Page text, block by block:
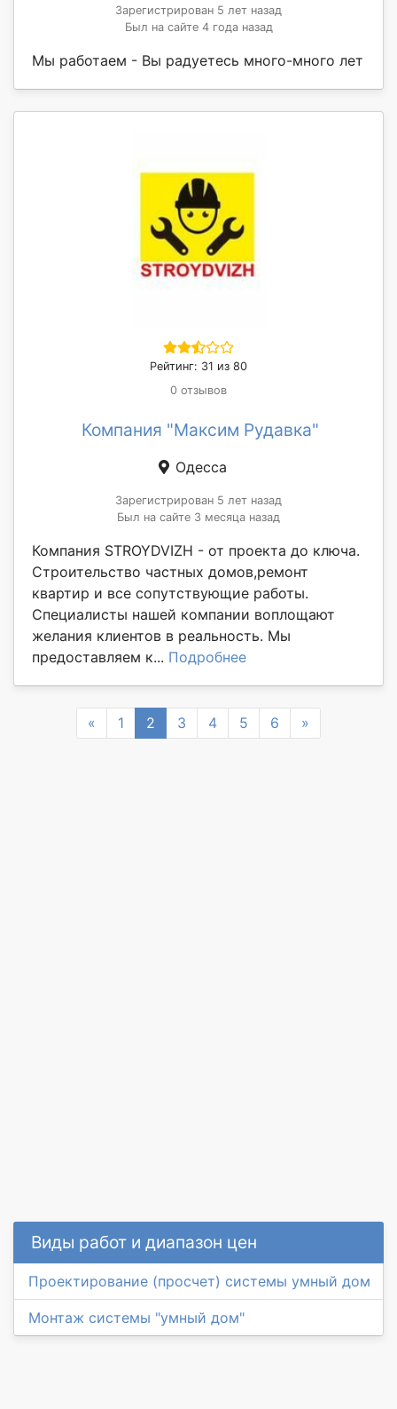
Виды работ и диапазон цен
Проектирование (просчет) системы умный дом
Монтаж системы "умный дом"
Зарегистрирован 5 лет назад
Был на сайте 4 года назад
Мы работаем - Вы радyетесь много-много лет
Рейтинг: 31 из 80
0 отзывов
Компания "Максим Рудавка"
Одесса
Зарегистрирован 5 лет назад
Был на сайте 3 месяца назад
Компания STROYDVIZH - от проекта до ключа.
Строительство частных домов,ремонт
квартир и все сопутствующие работы.
Специалисты нашей компании воплощают
желания клиентов в реальность. Мы
предоставляем к... Подробнее
« Previous
1 2 3 4 5 6 »